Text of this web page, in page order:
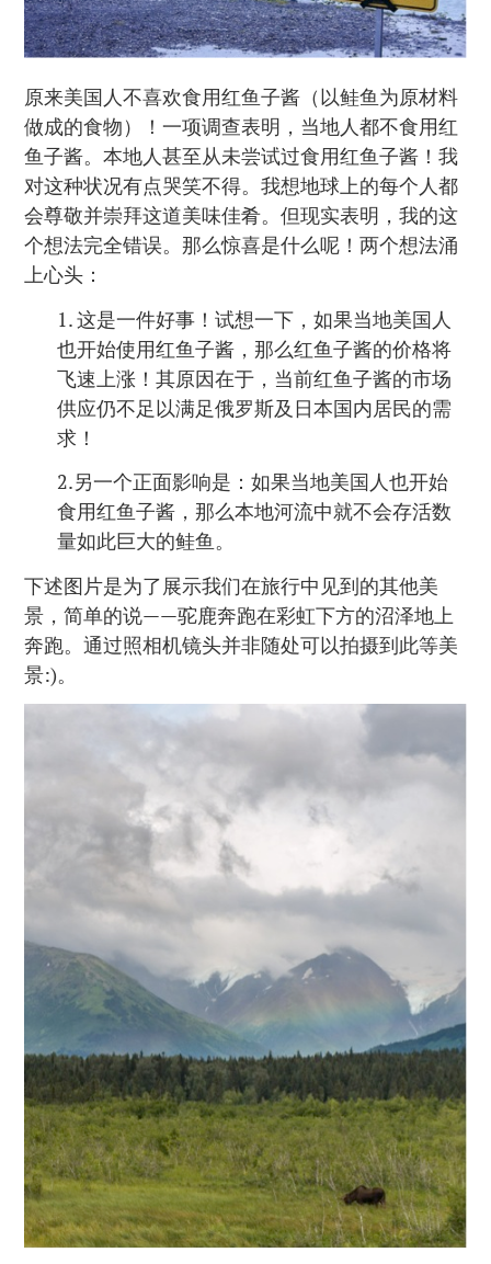
原来美国人不喜欢食用红鱼子酱（以鲑鱼为原材料
做成的食物）！一项调查表明，当地人都不食用红
鱼子酱。本地人甚至从未尝试过食用红鱼子酱！我
对这种状况有点哭笑不得。我想地球上的每个人都
会尊敬并崇拜这道美味佳肴。但现实表明，我的这
个想法完全错误。那么惊喜是什么呢！两个想法涌
上心头：
1. 这是一件好事！试想一下，如果当地美国人
也开始使用红鱼子酱，那么红鱼子酱的价格将
飞速上涨！其原因在于，当前红鱼子酱的市场
供应仍不足以满足俄罗斯及日本国内居民的需
求！
2.另一个正面影响是：如果当地美国人也开始
食用红鱼子酱，那么本地河流中就不会存活数
量如此巨大的鲑鱼。
下述图片是为了展示我们在旅行中见到的其他美
景，简单的说——驼鹿奔跑在彩虹下方的沼泽地上
奔跑。通过照相机镜头并非随处可以拍摄到此等美
景:)。